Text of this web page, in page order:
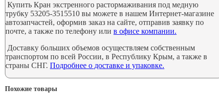
Купить Кран экстренного растормаживания под медную
трубку 53205-3515510 вы можете в нашем Интернет-магазине
автозапчастей, оформив заказ на сайте, отправив заявку по
почте, а также по телефону илив офисе компании.
Доставку больших объемов осуществляем собственным
транспортом по всей России, в Республику Крым, а также в
страны СНГ.Подробнее о доставке и упаковке.
Похожие товары